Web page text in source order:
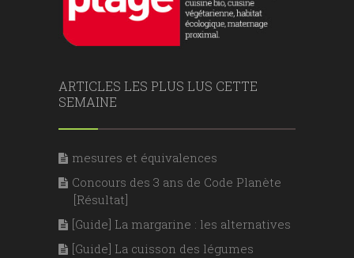
ARTICLES LES PLUS LUS CETTE
SEMAINE
mesures et équivalences
Concours des 3 ans de Code Planète
[Résultat]
[Guide] La margarine : les alternatives
[Guide] La cuisson des légumes